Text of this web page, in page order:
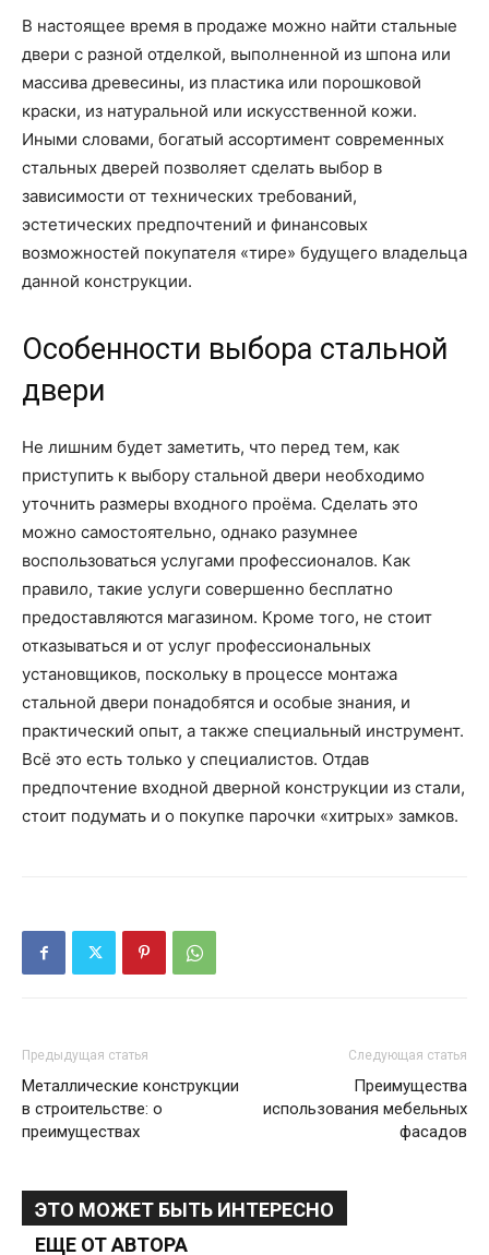
В настоящее время в продаже можно найти стальные
двери с разной отделкой, выполненной из шпона или
массива древесины, из пластика или порошковой
краски, из натуральной или искусственной кожи.
Иными словами, богатый ассортимент современных
стальных дверей позволяет сделать выбор в
зависимости от технических требований,
эстетических предпочтений и финансовых
возможностей покупателя «тире» будущего владельца
данной конструкции.
Особенности выбора стальной
двери
Не лишним будет заметить, что перед тем, как
приступить к выбору стальной двери необходимо
уточнить размеры входного проёма. Сделать это
можно самостоятельно, однако разумнее
воспользоваться услугами профессионалов. Как
правило, такие услуги совершенно бесплатно
предоставляются магазином. Кроме того, не стоит
отказываться и от услуг профессиональных
установщиков, поскольку в процессе монтажа
стальной двери понадобятся и особые знания, и
практический опыт, а также специальный инструмент.
Всё это есть только у специалистов. Отдав
предпочтение входной дверной конструкции из стали,
стоит подумать и о покупке парочки «хитрых» замков.
Предыдущая статья
Металлические конструкции
в строительстве: о
преимуществах
Следующая статья
Преимущества
использования мебельных
фасадов
ЭТО МОЖЕТ БЫТЬ ИНТЕРЕСНО
ЕЩЕ ОТ АВТОРА